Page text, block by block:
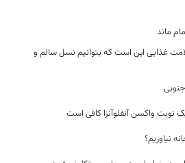
غذایی این است که بتوانیم نسل سالم و
نیاوریم؟